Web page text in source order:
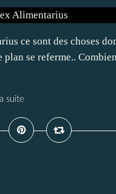
ce sont des choses
se referme..
suite